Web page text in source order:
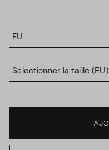
EU
Sélectionner la taille (EU)